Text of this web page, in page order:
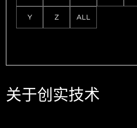
Y Z ALL
关于创实技术